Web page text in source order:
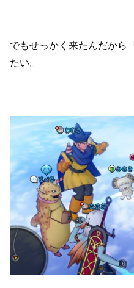
でもせっかく来たんだから「
たい。